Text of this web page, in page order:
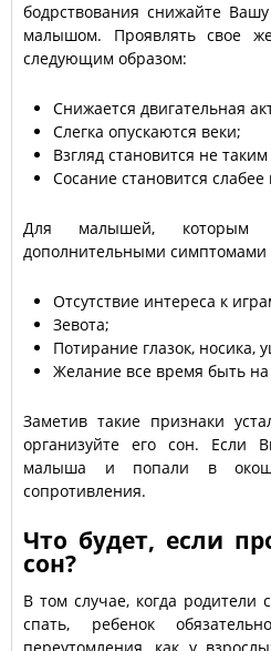
бодрствования снижайте
малышом. Проявлять свое
следующим образом:
Снижается двигательная
Слегка опускаются веки;
Взгляд становится не
Сосание становится
Для малышей,
дополнительными симптомами
Отсутствие интереса к
Зевота;
Потирание глазок, носика,
Желание все время быть на
Заметив такие признаки
организуйте его сон. Если
малыша и попали в
сопротивления.
Что будет, если
сон?
В том случае, когда родители
спать, ребенок